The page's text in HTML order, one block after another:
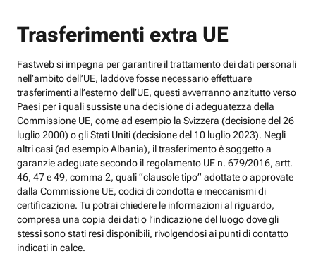
Trasferimenti extra UE
Fastweb si impegna per garantire il trattamento dei dati personali
nell’ambito dell’UE, laddove fosse necessario effettuare
trasferimenti all’esterno dell’UE, questi avverranno anzitutto verso
Paesi per i quali sussiste una decisione di adeguatezza della
Commissione UE, come ad esempio la Svizzera (decisione del 26
luglio 2000) o gli Stati Uniti (decisione del 10 luglio 2023). Negli
altri casi (ad esempio Albania), il trasferimento è soggetto a
garanzie adeguate secondo il regolamento UE n. 679/2016, artt.
46, 47 e 49, comma 2, quali “clausole tipo” adottate o approvate
dalla Commissione UE, codici di condotta e meccanismi di
certificazione. Tu potrai chiedere le informazioni al riguardo,
compresa una copia dei dati o l’indicazione del luogo dove gli
stessi sono stati resi disponibili, rivolgendosi ai punti di contatto
indicati in calce.